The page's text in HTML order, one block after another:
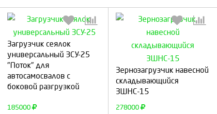
Загрузчик сеялок
универсальный ЗСУ-25
"Поток" для
автосамосвалов с
боковой разгрузкой
185000
Выберите количество:
Зернозагрузчик навесной
складывающийся
ЗШНС-15
278000